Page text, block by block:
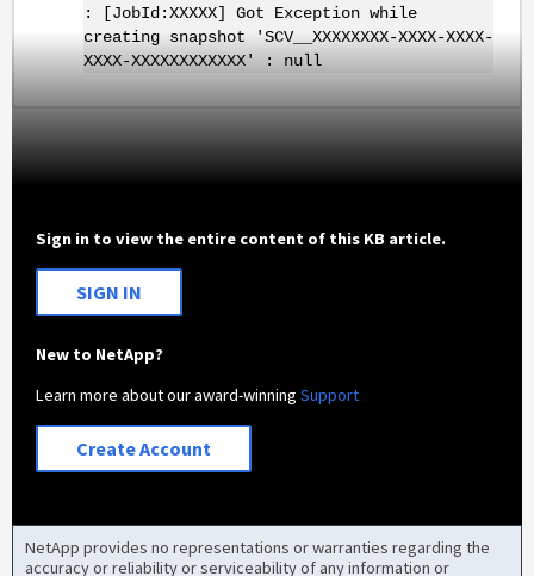
: [JobId:XXXXX] Got Exception while
creating snapshot 'SCV__XXXXXXXX-XXXX-XXXX-
XXXX-XXXXXXXXXXXX' : null
Sign in to view the entire content of this KB article.
SIGN IN
New to NetApp?
Learn more about our award-winningSupport
Create Account
NetApp provides no representations or warranties regarding the
accuracy or reliability or serviceability of any information or